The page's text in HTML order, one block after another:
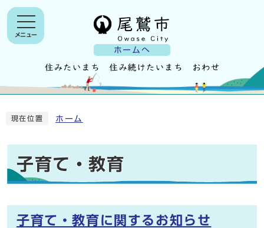
ホームへ
メニュー
現在位置 ホーム
子育て・教育
子育て・教育に関するお知らせ